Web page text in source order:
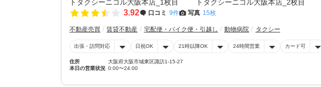
3.92 口コミ 9件 写真 15枚
不動産売買 賃貸不動産 宅配便・バイク便・引越し 動物病院 タクシー
出張・訪問対応 日祝OK 21時以降OK 24時間営業 カード可
住所
大阪府大阪市城東区諏訪1-15-27
本日の営業状況 0:00〜24:00